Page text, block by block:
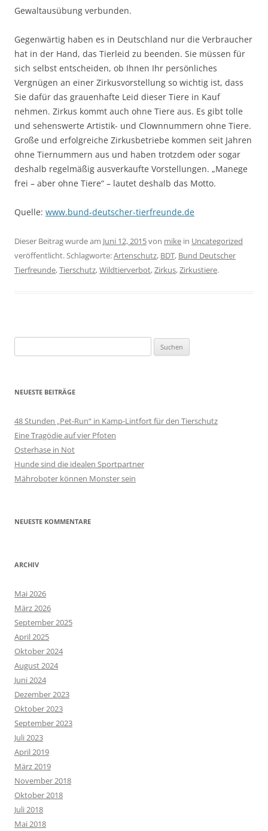
Gewaltausübung verbunden.
Gegenwärtig haben es in Deutschland nur die Verbraucher
hat in der Hand, das Tierleid zu beenden. Sie müssen für
sich selbst entscheiden, ob Ihnen Ihr persönliches
Vergnügen an einer Zirkusvorstellung so wichtig ist, dass
Sie dafür das grauenhafte Leid dieser Tiere in Kauf
nehmen. Zirkus kommt auch ohne Tiere aus. Es gibt tolle
und sehenswerte Artistik- und Clownnummern ohne Tiere.
Große und erfolgreiche Zirkusbetriebe kommen seit Jahren
ohne Tiernummern aus und haben trotzdem oder sogar
deshalb regelmäßig ausverkaufte Vorstellungen. „Manege
frei – aber ohne Tiere“ – lautet deshalb das Motto.
Quelle: www.bund-deutscher-tierfreunde.de
Dieser Beitrag wurde am Juni 12, 2015von mike in Uncategorized
veröffentlicht. Schlagworte:Artenschutz, BDT, Bund Deutscher
Tierfreunde,Tierschutz,Wildtierverbot,Zirkus,Zirkustiere.
nach:
NEUESTE BEITRÄGE
48 Stunden „Pet-Run“ in Kamp-Lintfort für den Tierschutz
Eine Tragödie auf vier Pfoten
Osterhase in Not
Hunde sind die idealen Sportpartner
Mähroboter können Monster sein
NEUESTE KOMMENTARE
ARCHIV
Mai 2026
März 2026
September 2025
April 2025
Oktober 2024
August 2024
Juni 2024
Dezember 2023
Oktober 2023
September 2023
Juli 2023
April 2019
März 2019
November 2018
Oktober 2018
Juli 2018
Mai 2018